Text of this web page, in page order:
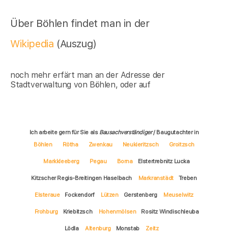
Über Böhlen findet man in der
Wikipedia (Auszug)
noch mehr erfärt man an der Adresse der
Stadtverwaltung von Böhlen, oder auf
Ich arbeite gern für Sie als Bausachverständiger/ Baugutachter in
Böhlen
Rötha Zwenkau Neukieritzsch Groitzsch
Markkleeberg Pegau Borna Elstertrebnitz Lucka
Kitzscher Regis-Breitingen Haselbach Markranstädt Treben
Elsteraue Fockendorf Lützen Gerstenberg Meuselwitz
Frohburg Kriebitzsch Hohenmölsen Rositz Windischleuba
Lödla Altenburg Monstab Zeitz